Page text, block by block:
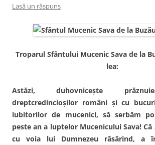
Lasă un răspuns
Troparul Sfântului Mucenic Sava de la
lea:
Astăzi, duhovnicește
dreptcredincioșilor români și cu
iubitorilor de mucenici, să serbăm
peste an a luptelor Mucenicului Sava!
cu voia lui Dumnezeu răsărind, a